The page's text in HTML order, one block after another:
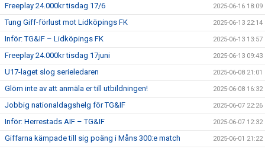
Freeplay 24.000kr tisdag 17/6 2025-06-16 18:09
Tung Giff-förlust mot Lidköpings FK 2025-06-13 22:14
Inför: TG&IF – Lidköpings FK 2025-06-13 13:57
Freeplay 24.000kr tisdag 17juni 2025-06-13 09:43
U17-laget slog serieledaren 2025-06-08 21:01
Glöm inte av att anmäla er till utbildningen! 2025-06-08 16:32
Jobbig nationaldagshelg för TG&IF 2025-06-07 22:26
Inför: Herrestads AIF – TG&IF 2025-06-07 12:32
Giffarna kämpade till sig poäng i Måns 300:e match 2025-06-01 21:22